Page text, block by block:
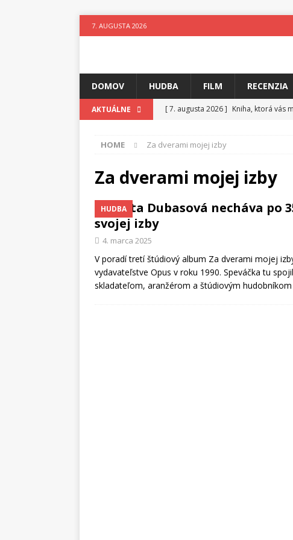
7. AUGUSTA 2026
DOMOV HUDBA FILM RECENZIA
AKTUÁLNE [ 7. augusta 2026 ] Kniha, ktorá vás
[ 5. augusta 2026 ]
[ 4. augusta 2026 ]
Horkýže Slíže
[ 3. augusta 2026 ]
Para vydáva
[ 3. augusta 2026 ] Fantastický svet
HOME Za dverami mojej izby
Za dverami mojej izby
HUDBA
Beáta Dubasová necháva po
svojej izby
4. marca 2025
V poradí tretí štúdiový album Za dverami mojej
vydavateľstve Opus v roku 1990. Speváčka tu
skladateľom, aranžérom a štúdiovým